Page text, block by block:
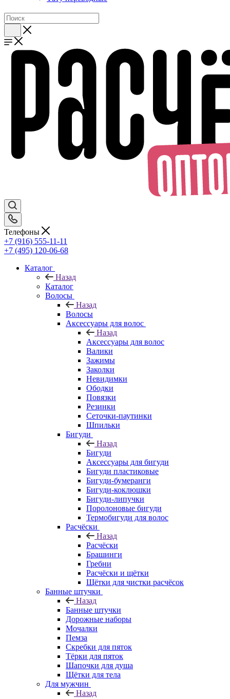
Телефоны
+7 (916) 555-11-11
+7 (495) 120-06-68
Каталог
Назад
Каталог
Волосы
Назад
Волосы
Аксессуары для волос
Назад
Аксессуары для волос
Валики
Зажимы
Заколки
Невидимки
Ободки
Повязки
Резинки
Сеточки-паутинки
Шпильки
Бигуди
Назад
Бигуди
Аксессуары для бигуди
Бигуди пластиковые
Бигуди-бумеранги
Бигуди-коклюшки
Бигуди-липучки
Поролоновые бигуди
Термобигуди для волос
Расчёски
Назад
Расчёски
Брашинги
Гребни
Расчёски и щётки
Щётки для чистки расчёсок
Банные штучки
Назад
Банные штучки
Дорожные наборы
Мочалки
Пемза
Скребки для пяток
Тёрки для пяток
Шапочки для душа
Щётки для тела
Для мужчин
Назад